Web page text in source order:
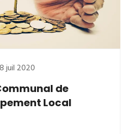
8 juil 2020
de
Local